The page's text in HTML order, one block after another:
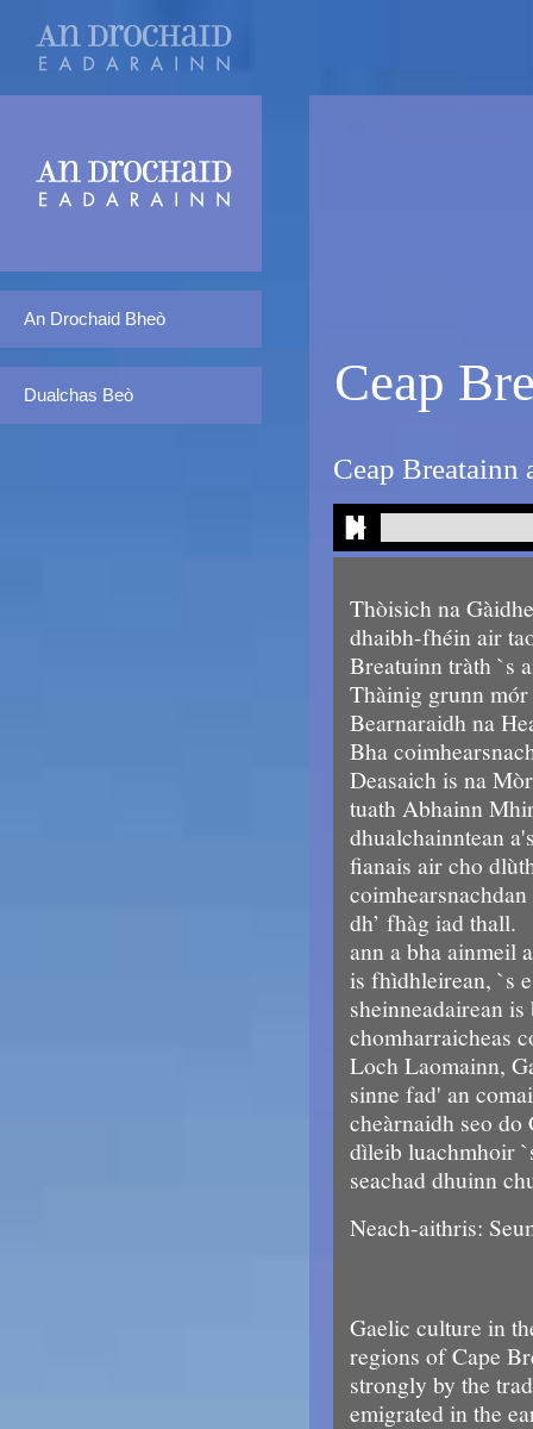
An Drochaid Bheò
Dualchas Beò Ceap
Ceap Breatainn
Thòisich na
dhaibh-fhéin air
Breatuinn tràth `s
Thàinig grunn
Bearnaraidh na
Bha
Deasaich is na
tuath Abhainn
dhualchainntean
fianais air cho
dh’ fhàg iad thall.
ann a bha ainmeil
is fhìdhleirean, `s
sheinneadairean
chomharraicheas
Loch Laomainn,
sinne fad' an
cheàrnaidh seo do
dìleib luachmhoir
seachad dhuinn
Neach-aithris:
Gaelic culture in
regions of Cape
strongly by the
emigrated in the